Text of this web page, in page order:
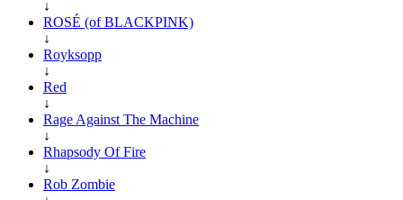
↓
ROSÉ (of BLACKPINK)
↓
Royksopp
↓
Red
↓
Rage Against The Machine
↓
Rhapsody Of Fire
↓
Rob Zombie